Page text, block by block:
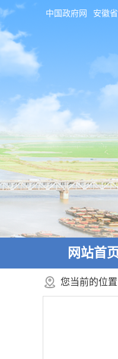
中国政府网 安徽
网站首
您当前的位置